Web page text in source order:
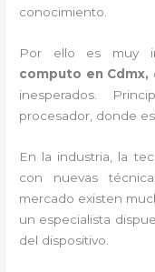
conocimiento.
Por ello es muy
computo en Cdmx,
inesperados.
procesador, donde
En la industria, la
con nuevas
mercado existen
un especialista
del dispositivo.